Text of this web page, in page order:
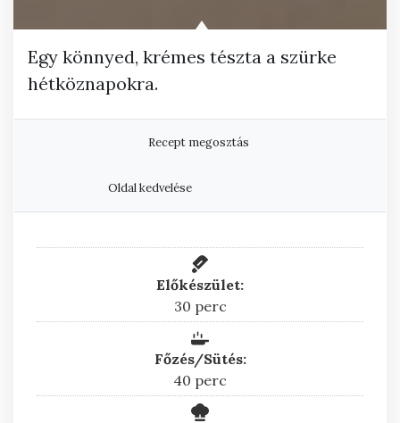
Egy könnyed, krémes tészta a szürke
hétköznapokra.
Recept megosztás
Oldal kedvelése
Előkészület:
30perc
perc
Főzés/Sütés:
40 perc
perc